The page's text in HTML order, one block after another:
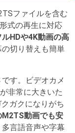
ファイルを含む
式の再生に対応
ルHDや4K動画の高
切り替えも簡単
す。ビデオカメ
非常に大きいた
ガクになりがち
動画でも安
言語音声や字幕